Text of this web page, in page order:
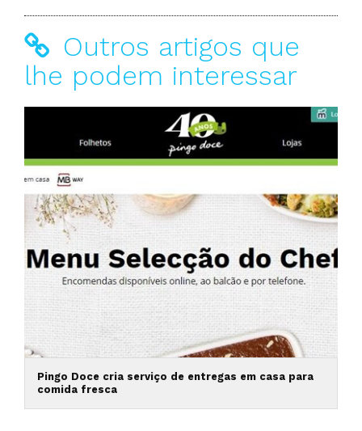
Outros artigos que
lhe podem interessar
Pingo Doce cria serviço de entregas em casa para
comida fresca